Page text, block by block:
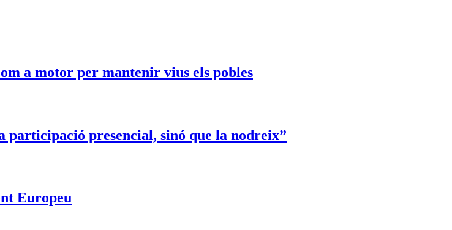
a motor per mantenir vius els pobles
presencial, sinó que la nodreix”
Europeu